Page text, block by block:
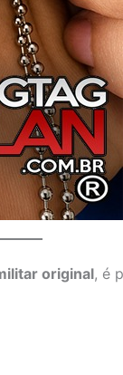
original, é